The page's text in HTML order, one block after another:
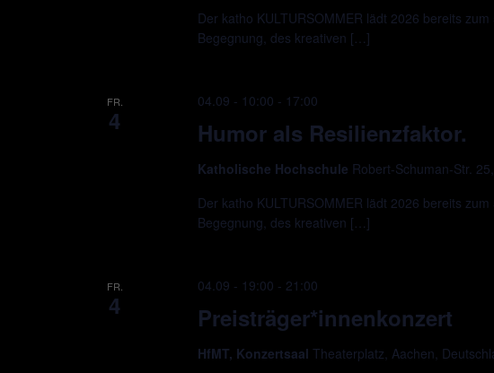
Der katho KULTURSOMMER lädt 2026 bereits
Begegnung, des kreativen […]
FR.
4 Humor als Resilienzfaktor.
04.09 - 10:00 - 17:00
Katholische Hochschule Robert-Schuman-Str.
Der katho KULTURSOMMER lädt 2026 bereits
Begegnung, des kreativen […]
FR.
4 Preisträger*innenkonzert
04.09 - 19:00 - 21:00
HfMT, Konzertsaal Theaterplatz, Aachen,